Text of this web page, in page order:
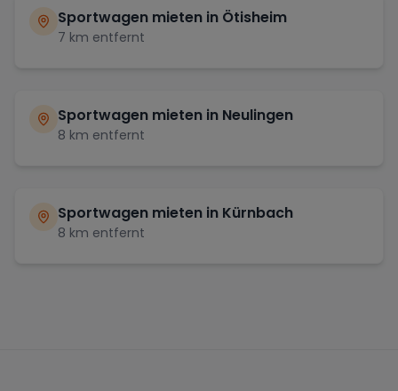
Sportwagen mieten in Ötisheim
7 km entfernt
Sportwagen mieten in Neulingen
8 km entfernt
Sportwagen mieten in Kürnbach
8 km entfernt